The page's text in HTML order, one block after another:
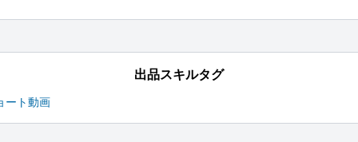
出品スキルタグ
ート動画